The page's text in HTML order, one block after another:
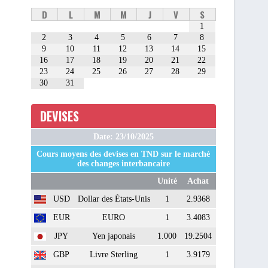
D L M M J V S
1
2
3 4 5 6 7
8
9
10 11 12 13 14
15
16
17 18 19 20 21
22
23
24 25 26 27 28
29
30
31
DEVISES
Date: 23/10/2025
Cours moyens des devises en TND sur le marché
des changes interbancaire
Unité
Achat
USD
Dollar des États-Unis 1 2.9368
EUR EURO 1 3.4083
JPY Yen japonais 1.000 19.2504
GBP Livre Sterling 1 3.9179